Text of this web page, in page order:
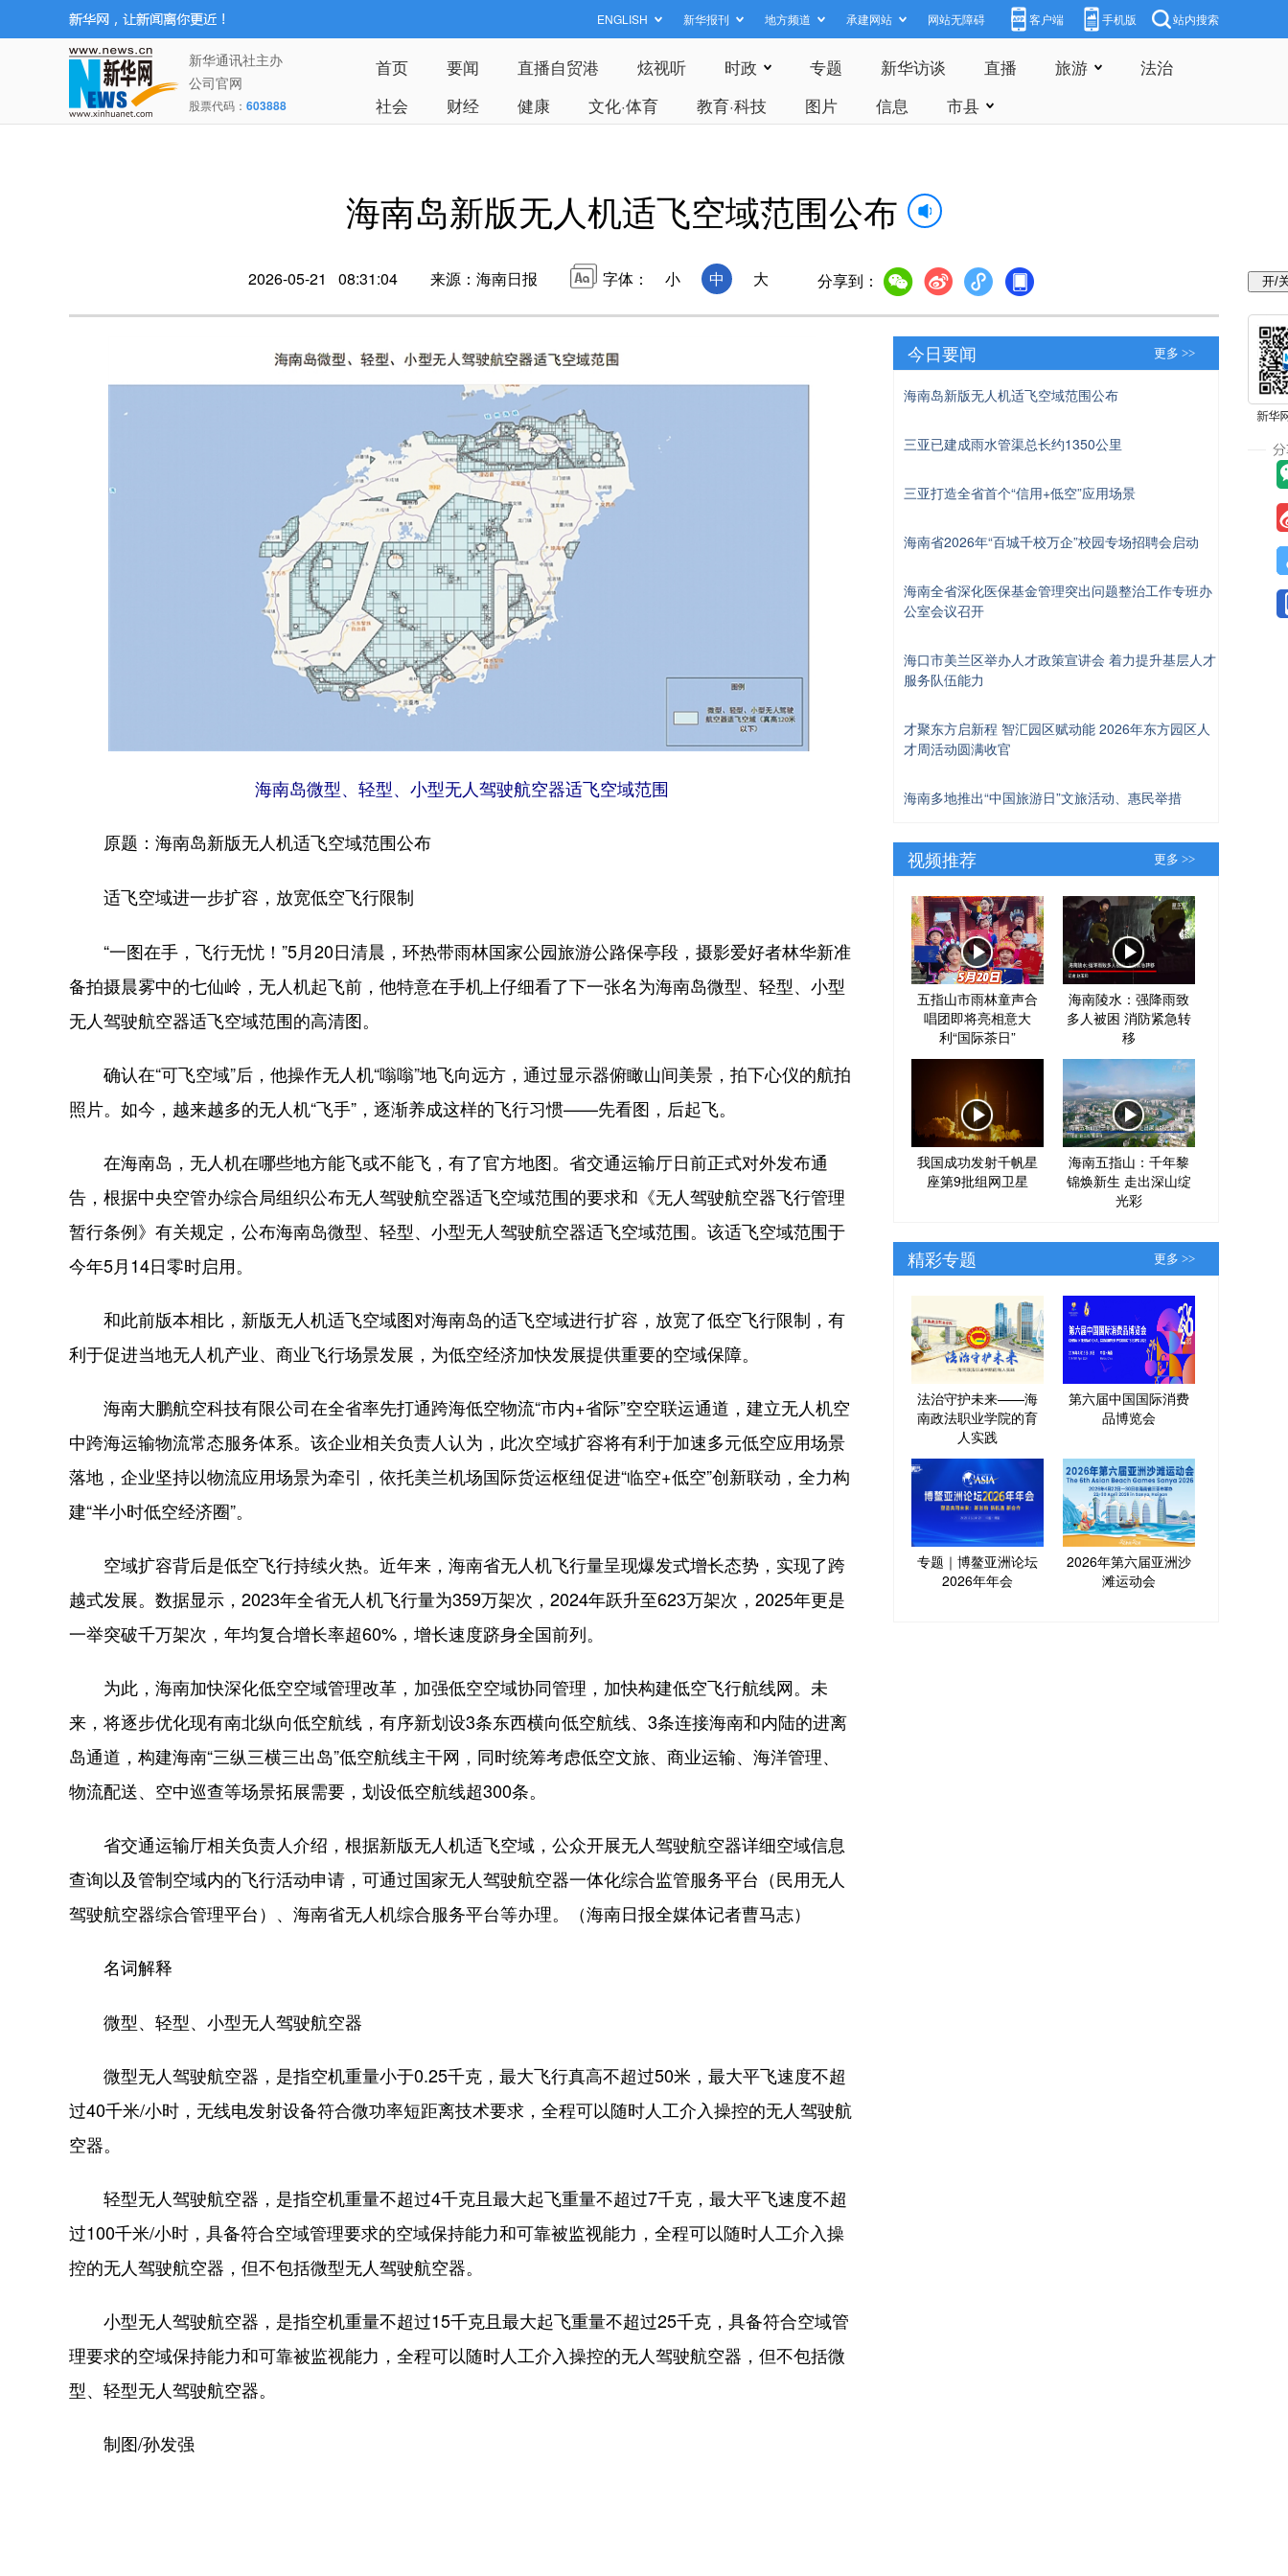
ENGLISH 新华报刊 地方频道 承建网站 网站无障碍 客户端 手机版 站内搜索
新华通讯社主办
公司官网
股票代码： 603888
首页 要闻 直播自贸港 炫视听 时政 专题 新华访谈 直播 旅游
法治
社会
财经 健康 文化·体育 教育·科技 图片 信息 市县
海南岛新版无人机适飞空域范围公布
2026-05-21 08:31:04 来源：海南日报 字体： 小 中 大 分享到：
海南岛微型、轻型、小型无人驾驶航空器适飞空域范围
原题：海南岛新版无人机适飞空域范围公布
适飞空域进一步扩容，放宽低空飞行限制
“一图在手，飞行无忧！”5月20日清晨，环热带雨林国家公园旅游公路保亭段，摄影爱好者林华新准
备拍摄晨雾中的七仙岭，无人机起飞前，他特意在手机上仔细看了下一张名为海南岛微型、轻型、小型
无人驾驶航空器适飞空域范围的高清图。
确认在“可飞空域”后，他操作无人机“嗡嗡”地飞向远方，通过显示器俯瞰山间美景，拍下心仪的航拍
照片。如今，越来越多的无人机“飞手”，逐渐养成这样的飞行习惯——先看图，后起飞。
在海南岛，无人机在哪些地方能飞或不能飞，有了官方地图。省交通运输厅日前正式对外发布通
告，根据中央空管办综合局组织公布无人驾驶航空器适飞空域范围的要求和《无人驾驶航空器飞行管理
暂行条例》有关规定，公布海南岛微型、轻型、小型无人驾驶航空器适飞空域范围。该适飞空域范围于
今年5月14日零时启用。
和此前版本相比，新版无人机适飞空域图对海南岛的适飞空域进行扩容，放宽了低空飞行限制，有
利于促进当地无人机产业、商业飞行场景发展，为低空经济加快发展提供重要的空域保障。
海南大鹏航空科技有限公司在全省率先打通跨海低空物流“市内+省际”空空联运通道，建立无人机空
中跨海运输物流常态服务体系。该企业相关负责人认为，此次空域扩容将有利于加速多元低空应用场景
落地，企业坚持以物流应用场景为牵引，依托美兰机场国际货运枢纽促进“临空+低空”创新联动，全力构
建“半小时低空经济圈”。
空域扩容背后是低空飞行持续火热。近年来，海南省无人机飞行量呈现爆发式增长态势，实现了跨
越式发展。数据显示，2023年全省无人机飞行量为359万架次，2024年跃升至623万架次，2025年更是
一举突破千万架次，年均复合增长率超60%，增长速度跻身全国前列。
为此，海南加快深化低空空域管理改革，加强低空空域协同管理，加快构建低空飞行航线网。未
来，将逐步优化现有南北纵向低空航线，有序新划设3条东西横向低空航线、3条连接海南和内陆的进离
岛通道，构建海南“三纵三横三出岛”低空航线主干网，同时统筹考虑低空文旅、商业运输、海洋管理、
物流配送、空中巡查等场景拓展需要，划设低空航线超300条。
省交通运输厅相关负责人介绍，根据新版无人机适飞空域，公众开展无人驾驶航空器详细空域信息
查询以及管制空域内的飞行活动申请，可通过国家无人驾驶航空器一体化综合监管服务平台（民用无人
驾驶航空器综合管理平台）、海南省无人机综合服务平台等办理。（海南日报全媒体记者曹马志）
名词解释
微型、轻型、小型无人驾驶航空器
微型无人驾驶航空器，是指空机重量小于0.25千克，最大飞行真高不超过50米，最大平飞速度不超
过40千米/小时，无线电发射设备符合微功率短距离技术要求，全程可以随时人工介入操控的无人驾驶航
空器。
轻型无人驾驶航空器，是指空机重量不超过4千克且最大起飞重量不超过7千克，最大平飞速度不超
过100千米/小时，具备符合空域管理要求的空域保持能力和可靠被监视能力，全程可以随时人工介入操
控的无人驾驶航空器，但不包括微型无人驾驶航空器。
小型无人驾驶航空器，是指空机重量不超过15千克且最大起飞重量不超过25千克，具备符合空域管
理要求的空域保持能力和可靠被监视能力，全程可以随时人工介入操控的无人驾驶航空器，但不包括微
型、轻型无人驾驶航空器。
制图/孙发强
今日要闻 更多 >>
海南岛新版无人机适飞空域范围公布
三亚已建成雨水管渠总长约1350公里
三亚打造全省首个“信用+低空”应用场景
海南省2026年“百城千校万企”校园专场招聘会启动
海南全省深化医保基金管理突出问题整治工作专班办
公室会议召开
海口市美兰区举办人才政策宣讲会 着力提升基层人才
服务队伍能力
才聚东方启新程 智汇园区赋动能 2026年东方园区人
才周活动圆满收官
海南多地推出“中国旅游日”文旅活动、惠民举措
视频推荐 更多 >>
五指山市雨林童声合
唱团即将亮相意大
利“国际茶日”
海南陵水：强降雨致
多人被困 消防紧急转
移
我国成功发射千帆星
座第9批组网卫星
海南五指山：千年黎
锦焕新生 走出深山绽
光彩
精彩专题 更多 >>
法治守护未来——海
南政法职业学院的育
人实践
第六届中国国际消费
品博览会
专题｜博鳌亚洲论坛
2026年年会
2026年第六届亚洲沙
滩运动会